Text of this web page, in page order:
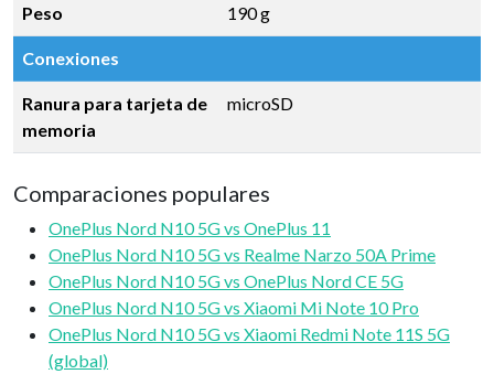
Peso 190 g
Conexiones
Ranura para tarjeta de
memoria
microSD
Comparaciones populares
OnePlus Nord N10 5G vs OnePlus 11
OnePlus Nord N10 5G vs Realme Narzo 50A Prime
OnePlus Nord N10 5G vs OnePlus Nord CE 5G
OnePlus Nord N10 5G vs Xiaomi Mi Note 10 Pro
OnePlus Nord N10 5G vs Xiaomi Redmi Note 11S 5G
(global)